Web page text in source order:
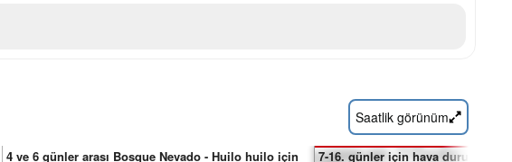
Saatlik görünüm
4 ve 6 günler arası Bosque Nevado - Huilo huilo için
7-16. günler için hava durumu